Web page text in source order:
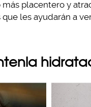
placentero y
les ayudarán a